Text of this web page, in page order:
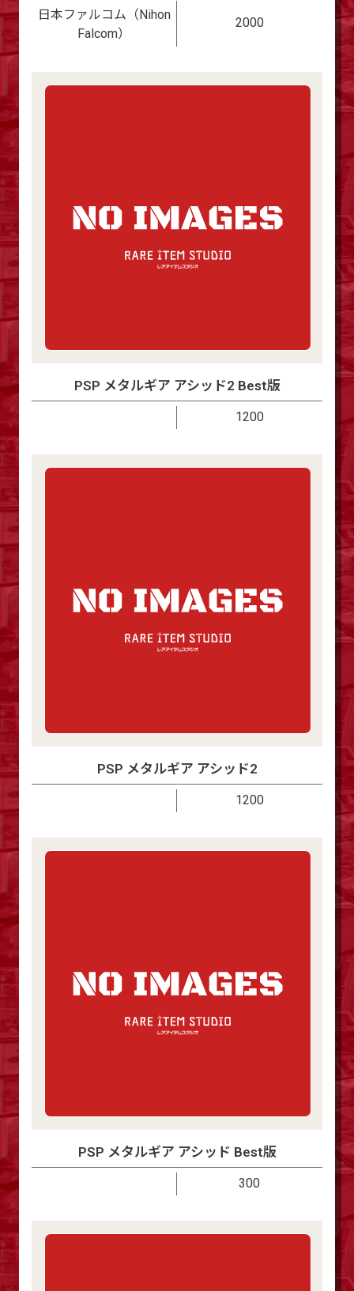
日本ファルコム（Nihon
Falcom）
2000
PSP メタルギア アシッド2 Best版
1200
PSP メタルギア アシッド2
1200
PSP メタルギア アシッド Best版
300